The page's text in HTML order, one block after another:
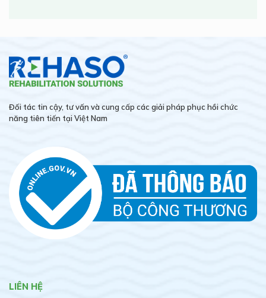
Đối tác tin cậy, tư vấn và cung cấp các giải pháp phục hồi chức
năng tiên tiến tại Việt Nam
LIÊN HỆ